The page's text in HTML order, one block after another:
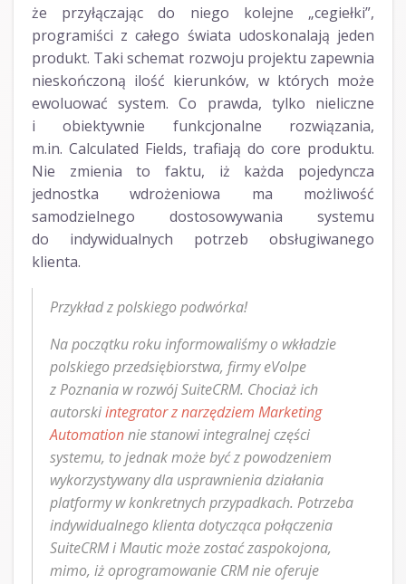
że przyłączając do niego kolejne „cegiełki”,
programiści z całego świata udoskonalają jeden
produkt. Taki schemat rozwoju projektu zapewnia
nieskończoną ilość kierunków, w których może
ewoluować system. Co prawda, tylko nieliczne
i obiektywnie funkcjonalne rozwiązania,
m.in. Calculated Fields, trafiają do core produktu.
Nie zmienia to faktu, iż każda pojedyncza
jednostka wdrożeniowa ma możliwość
samodzielnego dostosowywania systemu
do indywidualnych potrzeb obsługiwanego
klienta.
Przykład z polskiego podwórka!
Na początku roku informowaliśmy o wkładzie
polskiego przedsiębiorstwa, firmy eVolpe
z Poznania w rozwój SuiteCRM. Chociaż ich
autorskiintegrator z narzędziem Marketing
Automationnie stanowi integralnej części
systemu, to jednak może być z powodzeniem
wykorzystywany dla usprawnienia działania
platformy w konkretnych przypadkach. Potrzeba
indywidualnego klienta dotycząca połączenia
SuiteCRM i Mautic może zostać zaspokojona,
mimo, iż oprogramowanie CRM nie oferuje